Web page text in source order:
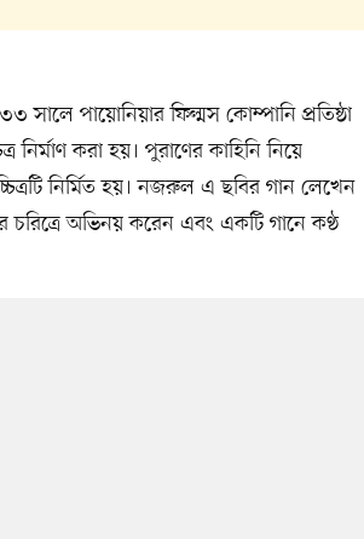
পায়োনিয়ার ফিল্মস কোম্পানি প্রতিষ্ঠা
নির্মাণ করা হয়। পুরাণের কাহিনি নিয়ে
নির্মিত হয়। নজরুল এ ছবির গান লেখেন
চরিত্রে অভিনয় করেন এবং একটি গানে কণ্ঠ